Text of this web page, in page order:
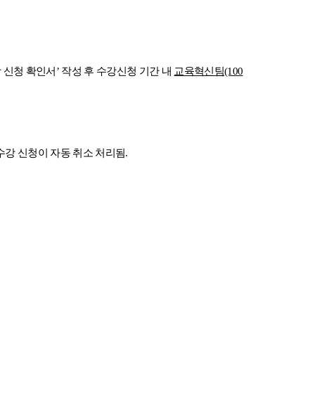
신청 확인서 ’ 작성 후 수강신청 기간 내 교육혁신팀(100
강 신청이 자동 취소 처리됨.